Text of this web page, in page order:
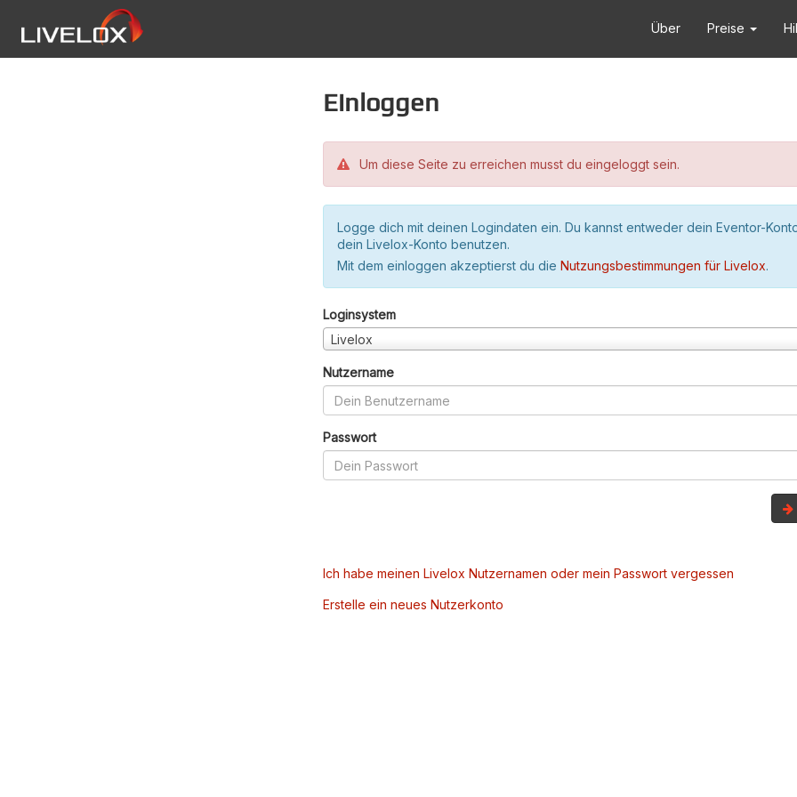
Über Preise
Einloggen
Um diese Seite zu erreichen musst du eingeloggt sein.
Logge dich mit deinen Logindaten ein. Du kannst entweder dein Eventor-
dein Livelox-Konto benutzen.
Mit dem einloggen akzeptierst du die Nutzungsbestimmungen für Livelox.
Loginsystem
Livelox
Nutzername
Passwort
Ich habe meinen Livelox Nutzernamen oder mein Passwort vergessen
Erstelle ein neues Nutzerkonto